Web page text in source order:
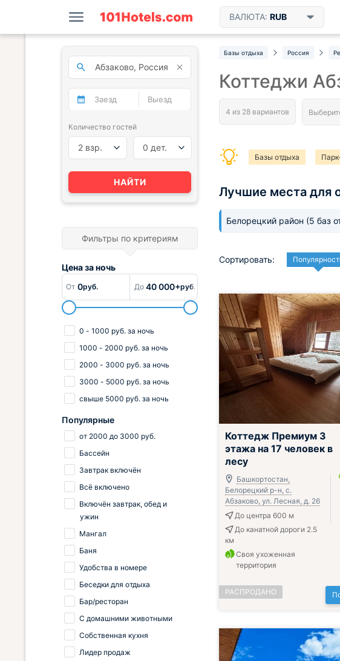
ВАЛЮТА: RUB
Базы отдыха Россия
Коттеджи
Базы отдыха
Лучшие места для
Белорецкий район (5 баз
Сортировать:
Коттедж Премиум 3
этажа на 17 человек в
лесу
Башкортостан,
Белорецкий р-н, с.
Абзаково, ул. Лесная, д. 26
До центра 600 м
До канатной дороги 2.5
км
Своя ухоженная
территория
РАСПРОДАНО
Количество гостей
2 взр. 0 дет.
НАЙТИ
Фильтры по критериям
Цена заночь
От 0руб. До 40 000+руб.
0 - 1000 руб. за ночь
1000 - 2000 руб. за ночь
2000 - 3000 руб. за ночь
3000 - 5000 руб. за ночь
свыше 5000 руб. за ночь
Популярные
от 2000 до 3000 руб.
Бассейн
Завтрак включён
Всё включено
Включён завтрак, обед и
ужин
Мангал
Баня
Удобства в номере
Беседки для отдыха
Бар/ресторан
С домашними животными
Собственная кухня
Лидер продаж